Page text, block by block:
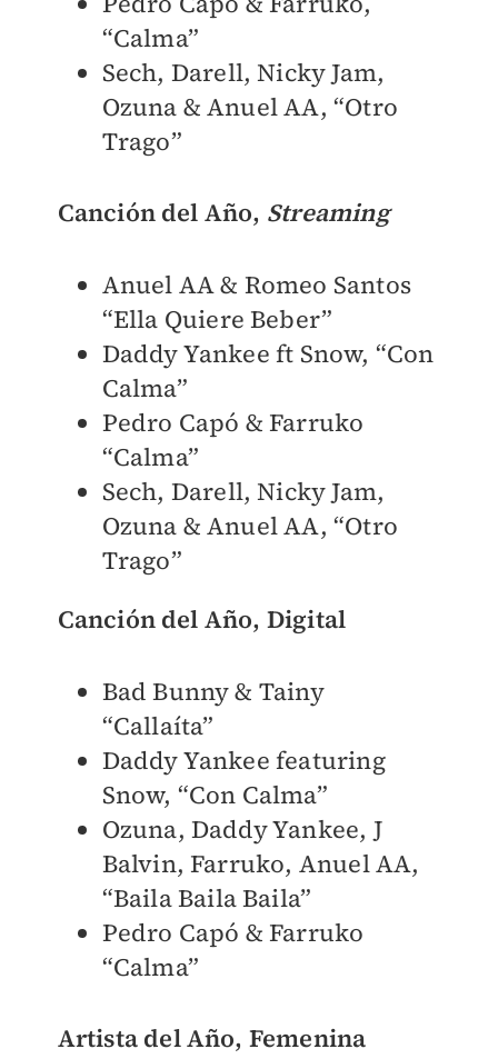
“Calma”
Sech, Darell, Nicky Jam,
Ozuna & Anuel AA, “Otro
Trago”
Canción del Año, Streaming
Anuel AA & Romeo Santos
“Ella Quiere Beber”
Daddy Yankee ft Snow, “Con
Calma”
Pedro Capó & Farruko
“Calma”
Sech, Darell, Nicky Jam,
Ozuna & Anuel AA, “Otro
Trago”
Canción del Año, Digital
Bad Bunny & Tainy
“Callaíta”
Daddy Yankee featuring
Snow, “Con Calma”
Ozuna, Daddy Yankee, J
Balvin, Farruko, Anuel AA,
“Baila Baila Baila”
Pedro Capó & Farruko
“Calma”
Artista del Año, Femenina